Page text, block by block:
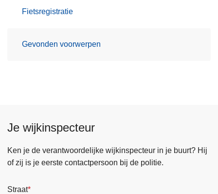
Fietsregistratie
Gevonden voorwerpen
Je wijkinspecteur
Ken je de verantwoordelijke wijkinspecteur in je buurt? Hij
of zij is je eerste contactpersoon bij de politie.
Straat